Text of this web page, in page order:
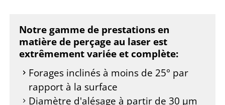
Notre gamme de prestations en
matière de perçage au laser est
extrêmement variée et complète:
Forages inclinés à moins de 25° par
rapport à la surface
Diamètre d'alésage à partir de 30 µm